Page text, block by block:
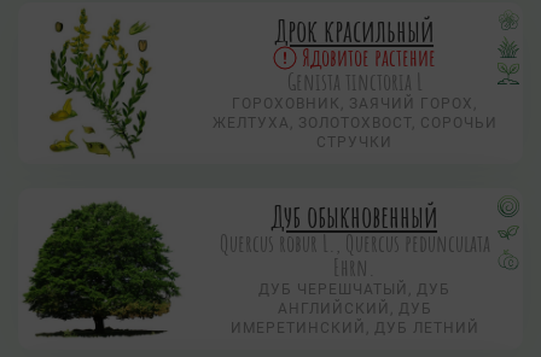
Дрок красильный
Ядовитое растение
Genista tinctoria L
ГОРОХОВНИК, ЗАЯЧИЙ ГОРОХ,
ЖЕЛТУХА, ЗОЛОТОХВОСТ, СОРОЧЬИ
СТРУЧКИ
Дуб обыкновенный
Quercus robur L., Quercus pedunculata
Ehrn.
ДУБ ЧЕРЕШЧАТЫЙ, ДУБ
АНГЛИЙСКИЙ, ДУБ
ИМЕРЕТИНСКИЙ, ДУБ ЛЕТНИЙ